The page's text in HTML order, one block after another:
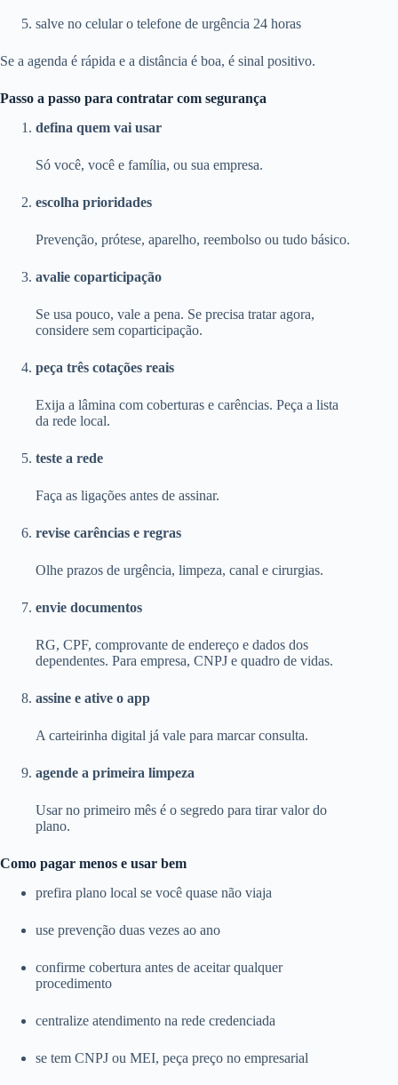
salve no celular o telefone de urgência 24 horas
Se a agenda é rápida e a distância é boa, é sinal positivo.
Passo a passo para contratar com segurança
defina quem vai usar
Só você, você e família, ou sua empresa.
escolha prioridades
Prevenção, prótese, aparelho, reembolso ou tudo básico.
avalie coparticipação
Se usa pouco, vale a pena. Se precisa tratar agora,
considere sem coparticipação.
peça três cotações reais
Exija a lâmina com coberturas e carências. Peça a lista
da rede local.
teste a rede
Faça as ligações antes de assinar.
revise carências e regras
Olhe prazos de urgência, limpeza, canal e cirurgias.
envie documentos
RG, CPF, comprovante de endereço e dados dos
dependentes. Para empresa, CNPJ e quadro de vidas.
assine e ative o app
A carteirinha digital já vale para marcar consulta.
agende a primeira limpeza
Usar no primeiro mês é o segredo para tirar valor do
plano.
Como pagar menos e usar bem
prefira plano local se você quase não viaja
use prevenção duas vezes ao ano
confirme cobertura antes de aceitar qualquer
procedimento
centralize atendimento na rede credenciada
se tem CNPJ ou MEI, peça preço no empresarial